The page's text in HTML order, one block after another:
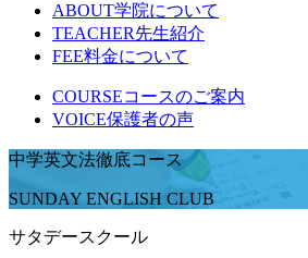
ABOUT学院について
TEACHER先生紹介
FEE料金について
COURSEコースのご案内
VOICE保護者の声
中学英文法徹底コース
SUNDAY ENGLISH CLUB
サタデースクール